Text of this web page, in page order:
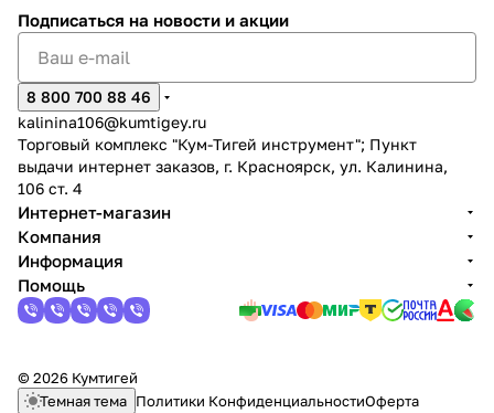
Подписаться на новости и акции
8 800 700 88 46
kalinina106@kumtigey.ru
Торговый комплекс "Кум-Тигей инструмент"; Пункт
выдачи интернет заказов, г. Красноярск, ул. Калинина,
106 ст. 4
Интернет-магазин
Компания
Информация
Помощь
© 2026 Кумтигей
Темная тема Политики КонфиденциальностиОферта
раз в 2 недели